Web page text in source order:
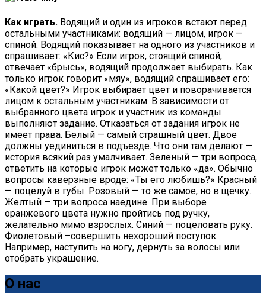
Как играть. Водящий и один из игроков встают перед
остальными участниками: водящий — лицом, игрок —
спиной. Водящий показывает на одного из участников и
спрашивает: «Кис?» Если игрок, стоящий спиной,
отвечает «брысь», водящий продолжает выбирать. Как
только игрок говорит «мяу», водящий спрашивает его:
«Какой цвет?» Игрок выбирает цвет и поворачивается
лицом к остальным участникам. В зависимости от
выбранного цвета игрок и участник из команды
выполняют задание. Отказаться от задания игрок не
имеет права. Белый — самый страшный цвет. Двое
должны уединиться в подъезде. Что они там делают —
история всякий раз умалчивает. Зеленый — три вопроса,
ответить на которые игрок может только «да». Обычно
вопросы каверзные вроде: «Ты его любишь?» Красный
— поцелуй в губы. Розовый — то же самое, но в щечку.
Желтый — три вопроса наедине. При выборе
оранжевого цвета нужно пройтись под ручку,
желательно мимо взрослых. Синий — поцеловать руку.
Фиолетовый –совершить нехороший поступок.
Например, наступить на ногу, дернуть за волосы или
отобрать украшение.
О нас